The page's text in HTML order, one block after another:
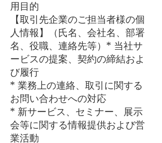
用目的
【取引先企業のご担当者様の個
人情報】（氏名、会社名、部署
名、役職、連絡先等）* 当社サ
ービスの提案、契約の締結およ
び履行
* 業務上の連絡、取引に関する
お問い合わせへの対応
* 新サービス、セミナー、展示
会等に関する情報提供および営
業活動